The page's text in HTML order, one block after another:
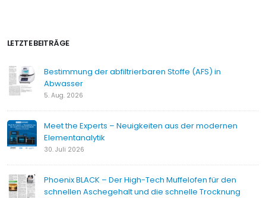
LETZTE BEITRÄGE
Bestimmung der abfiltrierbaren Stoffe (AFS) in
Abwasser
5. Aug. 2026
Meet the Experts – Neuigkeiten aus der modernen
Elementanalytik
30. Juli 2026
Phoenix BLACK – Der High-Tech Muffelofen für den
schnellen Aschegehalt und die schnelle Trocknung